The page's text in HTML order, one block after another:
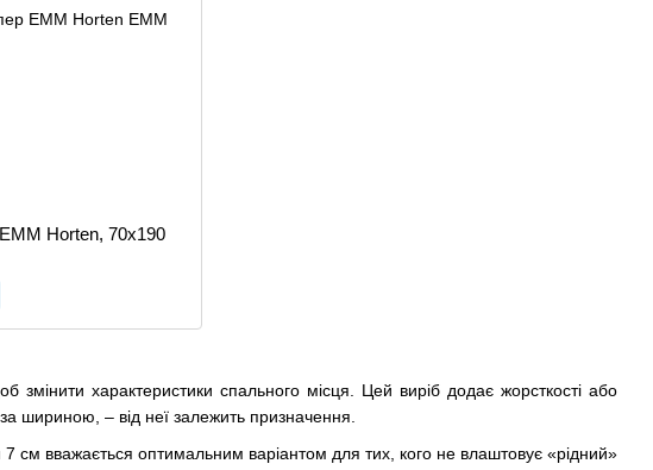
характеристики спального місця. Цей виріб додає жорсткості або
шириною, – від неї залежить призначення.
см вважається оптимальним варіантом для тих, кого не влаштовує «рідний»
Horten, 70х190